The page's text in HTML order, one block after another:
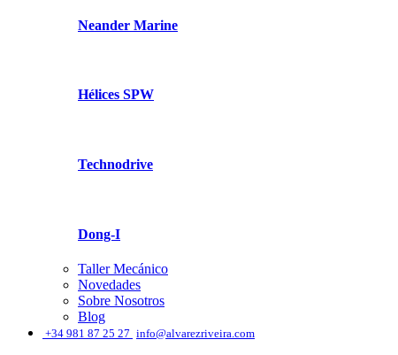
Neander Marine
Hélices SPW
Technodrive
Dong-I
Taller Mecánico
Novedades
Sobre Nosotros
Blog
+34 981 87 25 27 info@alvarezriveira.com